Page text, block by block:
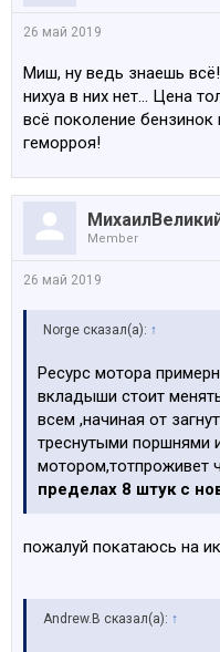
26 май 2019
Миш, ну ведь знаешь
нихуа в них нет... Цена
всё поколение бензинок
геморроя!
Member
26 май 2019
Norge сказал(а): ↑
Ресурс мотора
вкладыши стоит
всем ,начиная от
треснутыми поршнями
мотором,тотпроживет
пределах 8 штук с
пожалуй покатаюсь на
Andrew.B сказал(а): ↑